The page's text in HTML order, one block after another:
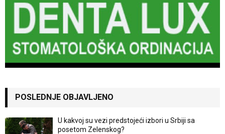
POSLEDNJE OBJAVLJENO
U kakvoj su vezi predstojeći izbori u Srbiji sa
posetom Zelenskog?